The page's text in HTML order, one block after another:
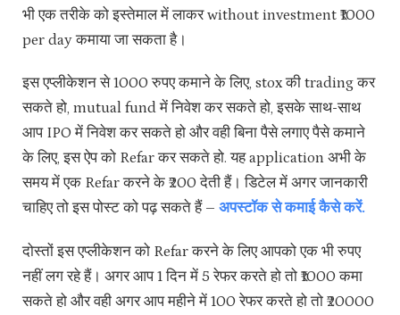
भी एक तरीके को इस्तेमाल में लाकर without investment ₹1000
per day कमाया जा सकता है।
इस एप्लीकेशन से 1000 रुपए कमाने के लिए, stox की trading कर
सकते हो, mutual fund में निवेश कर सकते हो, इसके साथ-साथ
आप IPO में निवेश कर सकते हो और वही बिना पैसे लगाए पैसे कमाने
के लिए, इस ऐप को Refar कर सकते हो. यह application अभी के
समय में एक Refar करने के ₹200 देती हैं। डिटेल में अगर जानकारी
चाहिए तो इस पोस्ट को पढ़ सकते हैं – अपस्टॉक से कमाई कैसे करें.
दोस्तों इस एप्लीकेशन को Refar करने के लिए आपको एक भी रुपए
नहीं लग रहे हैं। अगर आप 1 दिन में 5 रेफर करते हो तो ₹1000 कमा
सकते हो और वही अगर आप महीने में 100 रेफर करते हो तो ₹20000